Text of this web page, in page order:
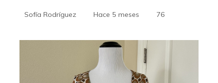
Sofía Rodríguez Hace 5 meses 76